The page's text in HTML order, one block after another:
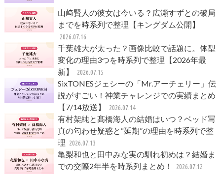
山﨑賢人の彼女は今いる？広瀬すずとの破局
までを時系列で整理【キングダム公開】
2026.07.16
千葉雄大が太った？画像比較で話題に。体型
変化の理由3つを時系列で整理【2026年最
新】
2026.07.15
SixTONESジェシーの「Mr.アーチェリー」伝
説がすごい！神業チャレンジでの実績まとめ
【7/14放送】
2026.07.14
有村架純と髙橋海人の結婚はいつ？ベッド写
真の匂わせ疑惑と“延期”の理由を時系列で整
理 2026.07.13
亀梨和也と田中みな実の馴れ初めは？結婚ま
での交際2年半を時系列まとめ！
2026.07.12